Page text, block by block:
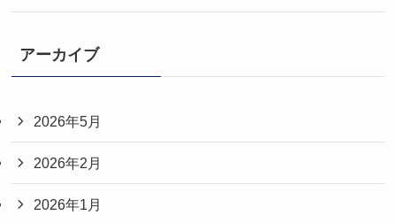
アーカイブ
2026年5月
2026年2月
2026年1月